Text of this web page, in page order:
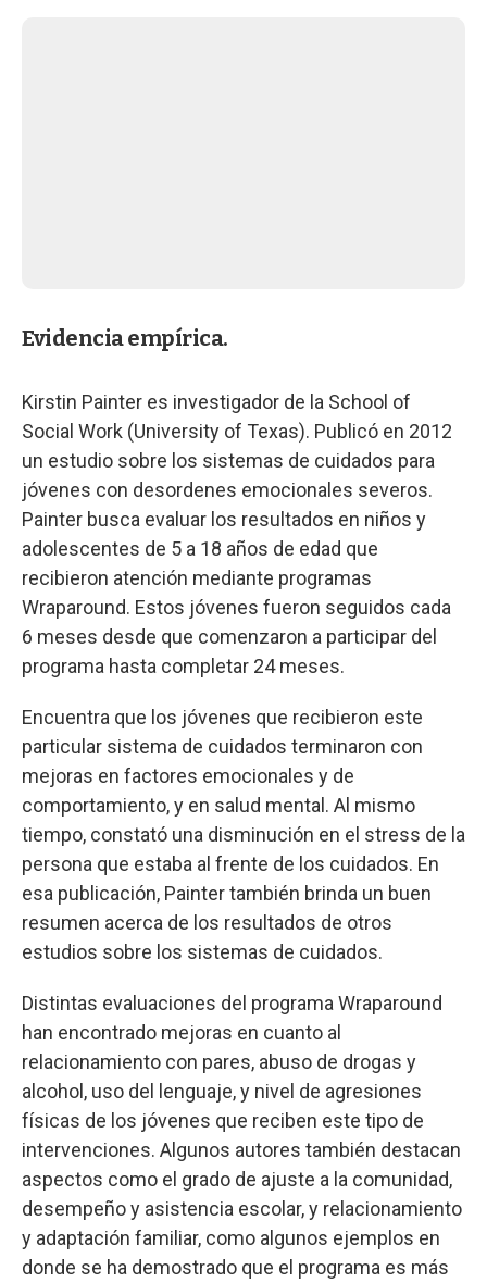
Evidencia empírica.
Kirstin Painter es investigador de la School of
Social Work (University of Texas). Publicó en 2012
un estudio sobre los sistemas de cuidados para
jóvenes con desordenes emocionales severos.
Painter busca evaluar los resultados en niños y
adolescentes de 5 a 18 años de edad que
recibieron atención mediante programas
Wraparound. Estos jóvenes fueron seguidos cada
6 meses desde que comenzaron a participar del
programa hasta completar 24 meses.
Encuentra que los jóvenes que recibieron este
particular sistema de cuidados terminaron con
mejoras en factores emocionales y de
comportamiento, y en salud mental. Al mismo
tiempo, constató una disminución en el stress de la
persona que estaba al frente de los cuidados. En
esa publicación, Painter también brinda un buen
resumen acerca de los resultados de otros
estudios sobre los sistemas de cuidados.
Distintas evaluaciones del programa Wraparound
han encontrado mejoras en cuanto al
relacionamiento con pares, abuso de drogas y
alcohol, uso del lenguaje, y nivel de agresiones
físicas de los jóvenes que reciben este tipo de
intervenciones. Algunos autores también destacan
aspectos como el grado de ajuste a la comunidad,
desempeño y asistencia escolar, y relacionamiento
y adaptación familiar, como algunos ejemplos en
donde se ha demostrado que el programa es más